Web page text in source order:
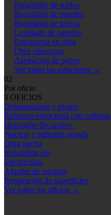
Bujardado de suelos
Bujardado de paredes
Bujardado de techos
Cepillado de paredes
Ergonomía en obra
Obra silenciosa
Aspiración de polvo
Ver todas las soluciones →
02
Por oficio
9 OFICIOS
Desamiantado y plomo
Refuerzo estructural con carbono
Hormigón decorativo
Nuclear e industria pesada
Obra nueva
Rehabilitación
Electricistas
Alquiler de equipos
Preparación de superficies
Ver todos los oficios →